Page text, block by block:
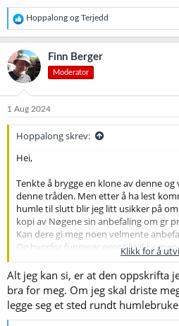
R
e
a
k
s
j
o
e
Hoppalong og Terjedd
Finn Berger
Moderator
1 Aug 2024
Hoppalong skrev:
Hei,
Tenkte å brygge en klone av denne
denne tråden. Men etter å ha lest
humle til slutt blir jeg litt usikker på
kopi av Nøgene sin anbefaling om gr
Kan dere gi meg noen velmente
Og hvorfor fungerer egentilig ikke
Nøgene bruker i sin skala på vår?
Brewfather
Powerful and easy to use tool for your
share.brewfather.app
Klikk for å
Alt jeg kan si, er at den oppskrifta
bra for meg. Om jeg skal driste
legge seg et sted rundt